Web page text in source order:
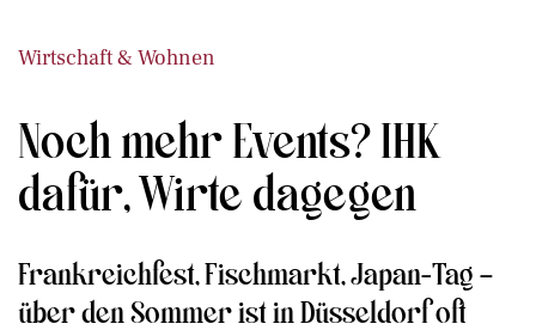
Wirtschaft & Wohnen
Noch mehr Events? IHK
dafür, Wirte dagegen
Frankreichfest, Fischmarkt, Japan-Tag –
über den Sommer ist in Düsseldorf oft